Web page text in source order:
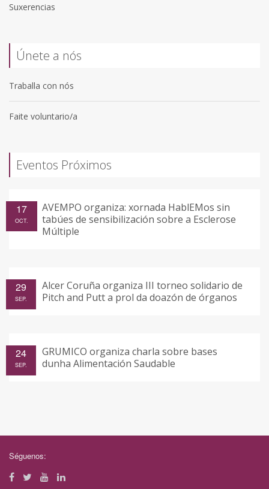
Suxerencias
Únete a nós
Traballa con nós
Faite voluntario/a
Eventos Próximos
AVEMPO organiza: xornada HablEMos sin
tabúes de sensibilización sobre a Esclerose
Múltiple
17
OCT.
Alcer Coruña organiza III torneo solidario de
Pitch and Putt a prol da doazón de órganos
29
SEP.
GRUMICO organiza charla sobre bases
dunha Alimentación Saudable
24
SEP.
Séguenos: